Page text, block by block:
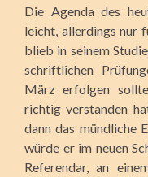
Die Agenda des
leicht, allerdings nur
blieb in seinem
schriftlichen
März erfolgen
richtig verstanden
dann das mündliche
würde er im neuen
Referendar, an